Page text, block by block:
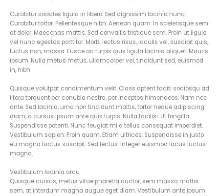
Curabitur sodales ligula in libero. Sed dignissim lacinia nunc.
Curabitur tortor. Pellentesque nibh. Aenean quam. In scelerisque sem
at dolor. Maecenas mattis. Sed convallis tristique sem. Proin ut ligula
vel nunc egestas porttitor. Morbi lectus risus, iaculis vel, suscipit quis,
luctus non, massa. Fusce ac turpis quis ligula lacinia aliquet. Mauris
ipsum. Nulla metus metus, ullamcorper vel, tincidunt sed, euismod
in, nibh.
Quisque volutpat condimentum velit. Class aptent taciti sociosqu ad
litora torquent per conubia nostra, per inceptos himenaeos. Nam nec
ante. Sed lacinia, urna non tincidunt mattis, tortor neque adipiscing
diam, a cursus ipsum ante quis turpis. Nulla facilisi. Ut fringilla.
Suspendisse potenti. Nunc feugiat mi a tellus consequat imperdiet.
Vestibulum sapien. Proin quam. Etiam ultrices. Suspendisse in justo
eu magna luctus suscipit. Sed lectus. Integer euismod lacus luctus
magna.
Vestibulum lacinia arcu
Quisque cursus, metus vitae pharetra auctor, sem massa mattis
sem, at interdum magna augue eget diam. Vestibulum ante ipsum